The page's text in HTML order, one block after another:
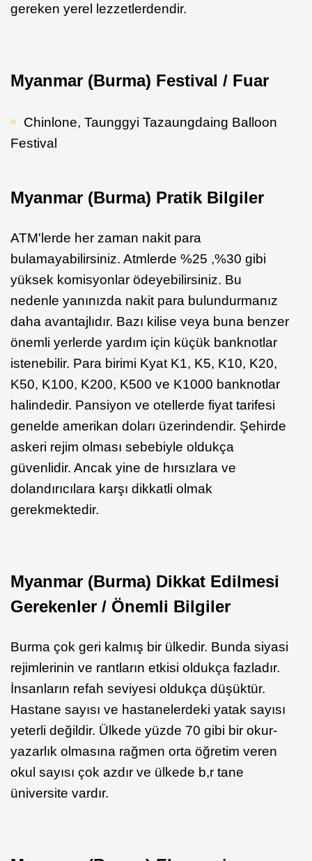
gereken yerel lezzetlerdendir.
Myanmar (Burma) Festival / Fuar
Chinlone, Taunggyi Tazaungdaing Balloon
Festival
Myanmar (Burma) Pratik Bilgiler
ATM'lerde her zaman nakit para
bulamayabilirsiniz. Atmlerde %25 ,%30 gibi
yüksek komisyonlar ödeyebilirsiniz. Bu
nedenle yanınızda nakit para bulundurmanız
daha avantajlıdır. Bazı kilise veya buna benzer
önemli yerlerde yardım için küçük banknotlar
istenebilir. Para birimi Kyat K1, K5, K10, K20,
K50, K100, K200, K500 ve K1000 banknotlar
halindedir. Pansiyon ve otellerde fiyat tarifesi
genelde amerikan doları üzerindendir. Şehirde
askeri rejim olması sebebiyle oldukça
güvenlidir. Ancak yine de hırsızlara ve
dolandırıcılara karşı dikkatli olmak
gerekmektedir.
Myanmar (Burma) Dikkat Edilmesi
Gerekenler / Önemli Bilgiler
Burma çok geri kalmış bir ülkedir. Bunda siyasi
rejimlerinin ve rantların etkisi oldukça fazladır.
İnsanların refah seviyesi oldukça düşüktür.
Hastane sayısı ve hastanelerdeki yatak sayısı
yeterli değildir. Ülkede yüzde 70 gibi bir okur-
yazarlık olmasına rağmen orta öğretim veren
okul sayısı çok azdır ve ülkede b,r tane
üniversite vardır.